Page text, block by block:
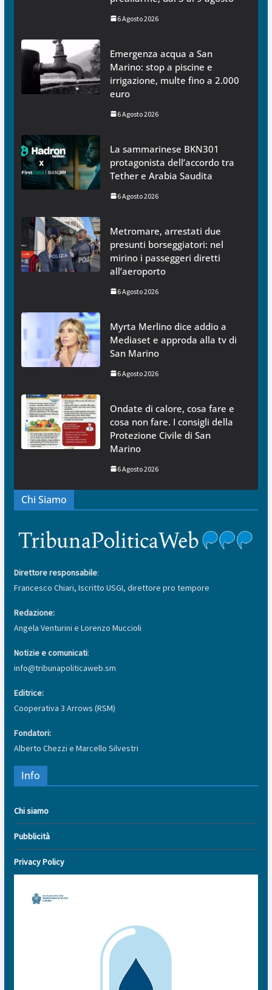
6 Agosto 2026
Emergenza acqua a San
Marino: stop a piscine e
irrigazione, multe fino a 2.000
euro
6 Agosto 2026
La sammarinese BKN301
protagonista dell’accordo tra
Tether e Arabia Saudita
6 Agosto 2026
Metromare, arrestati due
presunti borseggiatori: nel
mirino i passeggeri diretti
all’aeroporto
6 Agosto 2026
Myrta Merlino dice addio a
Mediaset e approda alla tv di
San Marino
6 Agosto 2026
Ondate di calore, cosa fare e
cosa non fare. I consigli della
Protezione Civile di San
Marino
6 Agosto 2026
Chi Siamo
Direttore responsabile:
Francesco Chiari, Iscritto USGI, direttore pro tempore
Redazione:
Angela Venturini e Lorenzo Muccioli
Notizie e comunicati:
info@tribunapoliticaweb.sm
Editrice:
Cooperativa 3 Arrows (RSM)
Fondatori:
Alberto Chezzi e Marcello Silvestri
Info
Chi siamo
Pubblicità
Privacy Policy